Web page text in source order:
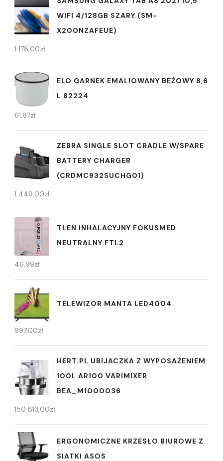
WIFI 4/128GB SZARY (SM-
X200NZAFEUE)
1 178,00zł
ELO GARNEK EMALIOWANY BEŻOWY 8,6
L 82224
61,87zł
ZEBRA SINGLE SLOT CRADLE W/SPARE
BATTERY CHARGER
(CRDMC932SUCHG01)
1 449,00zł
TLEN INHALACYJNY FOKUSMED
NEUTRALNY FTL2
46,99zł
TELEWIZOR MANTA LED4004
997,00zł
HERT.PL UBIJACZKA Z WYPOSAŻENIEM
100L AR100 VARIMIXER
BEA_M1000036
150 813,00zł
ERGONOMICZNE KRZESŁO BIUROWE Z
SIATKI ASOS